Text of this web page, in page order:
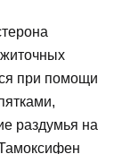
при помощи
раздумья на